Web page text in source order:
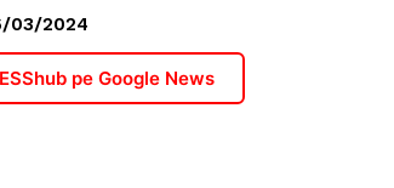
03/2024
pe Google News